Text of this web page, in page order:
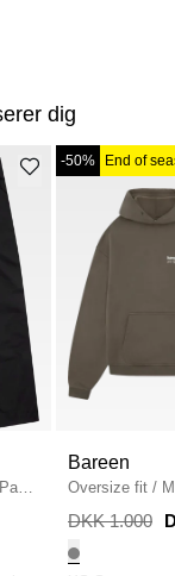
dig
-50% End of
Bareen
Oversize fit /
Hoodie
DKK 1.000